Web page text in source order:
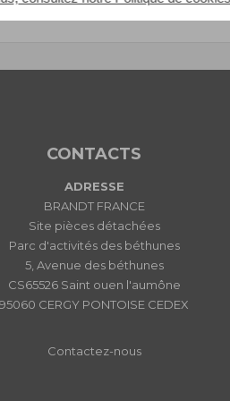
CONTACTS
ADRESSE
BRANDT FRANCE
Site pièces détachées
Parc d'activités des béthunes
5, Avenue des béthunes
CS65526 Saint ouen l'aumône
95060 CERGY PONTOISE CEDEX
Contactez-nous